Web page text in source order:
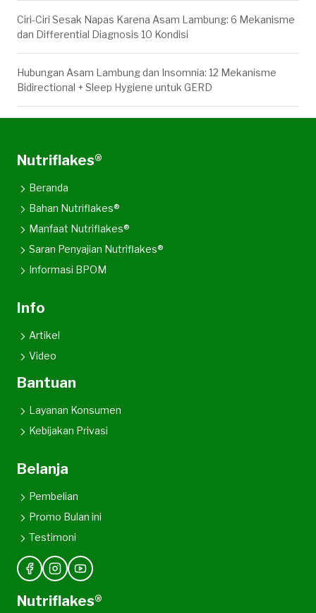
Ciri-Ciri Sesak Napas Karena Asam Lambung: 6 Mekanisme
dan Differential Diagnosis 10 Kondisi
Hubungan Asam Lambung dan Insomnia: 12 Mekanisme
Bidirectional + Sleep Hygiene untuk GERD
Nutriflakes®
Beranda
Bahan Nutriflakes®
Manfaat Nutriflakes®
Saran Penyajian Nutriflakes®
Informasi BPOM
Info
Artikel
Video
Bantuan
Layanan Konsumen
Kebijakan Privasi
Belanja
Pembelian
Promo Bulan ini
Testimoni
Nutriflakes®